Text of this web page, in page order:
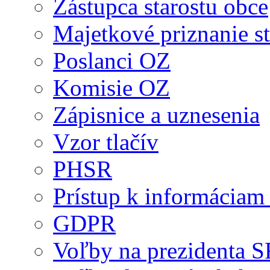
Zástupca starostu obce
Majetkové priznanie
Poslanci OZ
Komisie OZ
Zápisnice a uznesenia
Vzor tlačív
PHSR
Prístup k
GDPR
Voľby na prezidenta